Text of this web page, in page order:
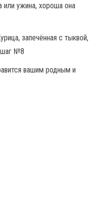
или ужина, хороша она
вашим родным и